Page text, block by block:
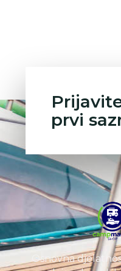
prvi
Osnovna